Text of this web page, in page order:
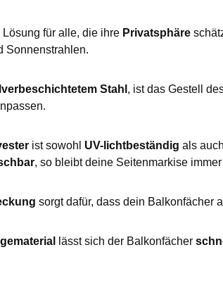
für alle, die ihre Privatsphäre
Sonnenstrahlen.
Stahl , ist das Gestell
ist sowohl UV-lichtbeständig als auch
, so bleibt deine Seitenmarkise immer
sorgt dafür, dass dein Balkonfächer
lässt sich der Balkonfächer